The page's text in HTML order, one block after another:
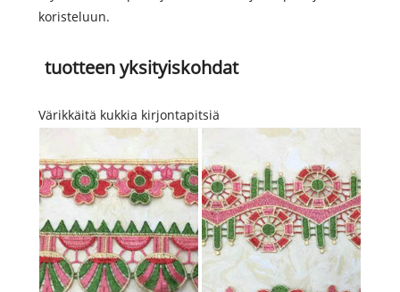
koristeluun.
tuotteen yksityiskohdat
Värikkäitä kukkia kirjontapitsiä